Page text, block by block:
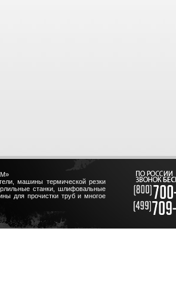
машины термической резки
станки, шлифовальные
для прочистки труб и многое